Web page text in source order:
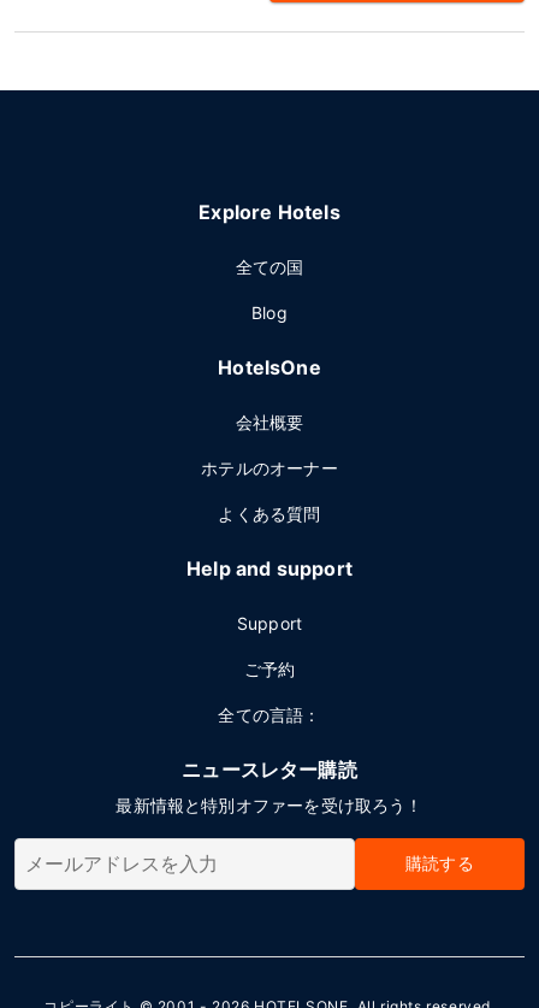
Explore Hotels
全ての国
Blog
HotelsOne
会社概要
ホテルのオーナー
よくある質問
Help and support
Support
ご予約
全ての言語：
ニュースレター購読
最新情報と特別オファーを受け取ろう！
購読する